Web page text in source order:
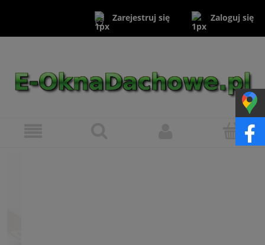
Zarejestruj się Zaloguj się